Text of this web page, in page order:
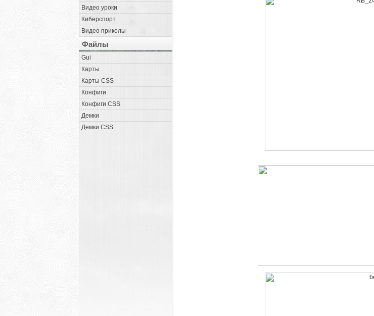
Видео уроки
Киберспорт
Видео приколы
Файлы
Gui
Карты
Карты CSS
Конфиги
Конфиги CSS
Демки
Демки CSS